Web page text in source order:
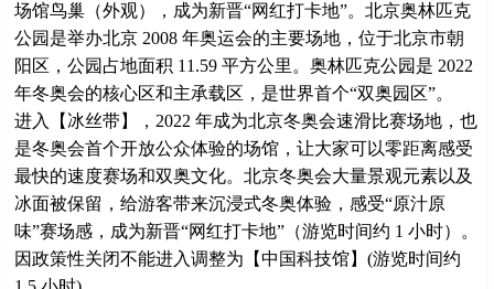
场馆鸟巢（外观），成为新晋“网红打卡地”。北京奥林匹克
公园是举办北京 2008 年奥运会的主要场地，位于北京市朝
阳区，公园占地面积 11.59 平方公里。奥林匹克公园是 2022
年冬奥会的核心区和主承载区，是世界首个“双奥园区”。
进入【冰丝带】，2022 年成为北京冬奥会速滑比赛场地，也
是冬奥会首个开放公众体验的场馆，让大家可以零距离感受
最快的速度赛场和双奥文化。北京冬奥会大量景观元素以及
冰面被保留，给游客带来沉浸式冬奥体验，感受“原汁原
味”赛场感，成为新晋“网红打卡地”（游览时间约 1 小时）。
因政策性关闭不能进入调整为【中国科技馆】(游览时间约